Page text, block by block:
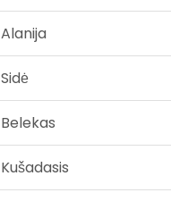
Alanija
Sidė
Belekas
Kušadasis